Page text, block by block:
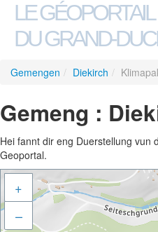
LE
DU GRAND-
Gemengen / Diekirch /
Gemeng :
Hei fannt dir eng Duerstellung vun
Geoportal.
+
–